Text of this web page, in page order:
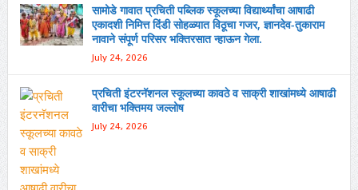
सामोडे गावात प्रचिती पब्लिक स्कूलच्या विद्यार्थ्यांचा आषाढी
एकादशी निमित्त दिंडी सोहळ्यात विठूचा गजर, ज्ञानदेव-तुकाराम
नावाने संपूर्ण परिसर भक्तिरसात न्हाऊन गेला.
July 24, 2026
प्रचिती इंटरनॅशनल स्कूलच्या कावठे व साक्री शाखांमध्ये आषाढी
वारीचा भक्तिमय जल्लोष
July 24, 2026